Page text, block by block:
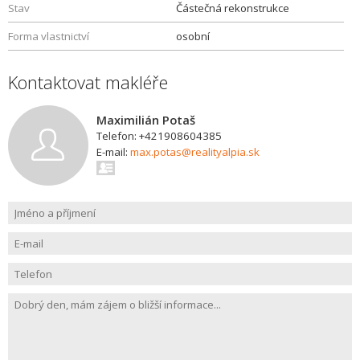
Stav
Částečná rekonstrukce
Forma vlastnictví
osobní
Kontaktovat makléře
Maximilián Potaš
Telefon: +421908604385
E-mail: max.potas@realityalpia.sk